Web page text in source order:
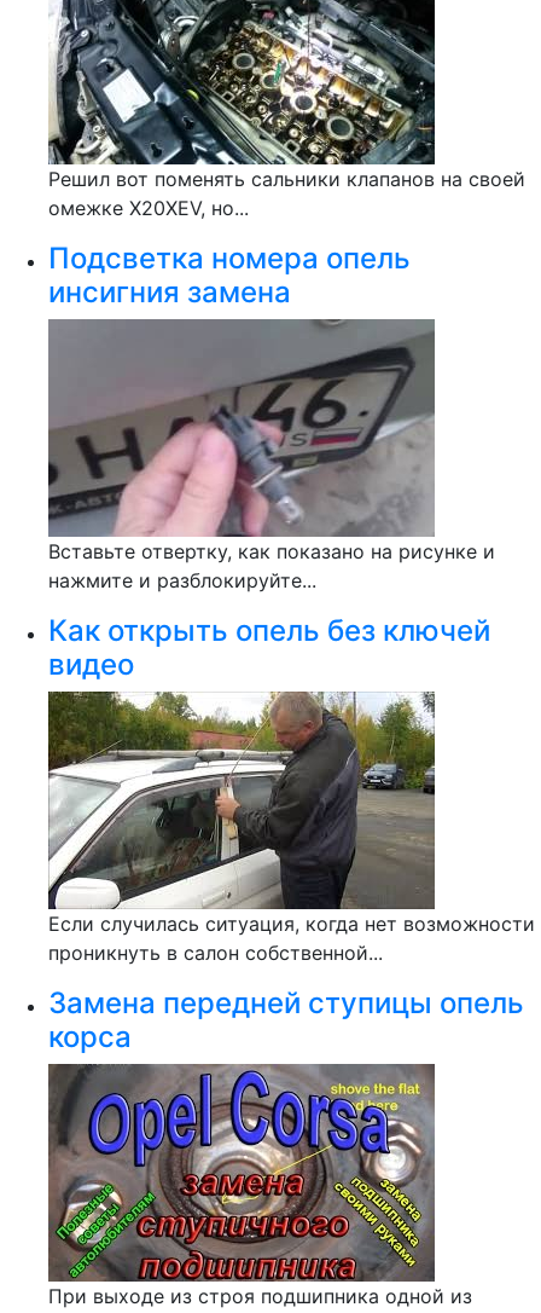
Решил вот поменять сальники клапанов на своей
омежке X20XEV, но...
Подсветка номера опель
инсигния замена
Вставьте отвертку, как показано на рисунке и
нажмите и разблокируйте...
Как открыть опель без ключей
видео
Если случилась ситуация, когда нет возможности
проникнуть в салон собственной...
Замена передней ступицы опель
корса
При выходе из строя подшипника одной из